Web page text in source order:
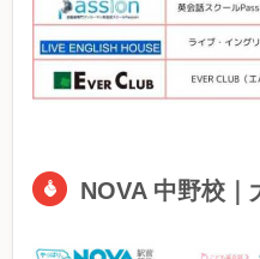
NOVA 中野校｜